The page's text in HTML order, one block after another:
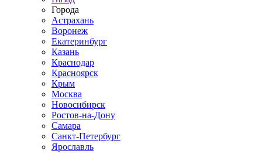
Города
Астрахань
Воронеж
Екатеринбург
Казань
Краснодар
Красноярск
Крым
Москва
Новосибирск
Ростов-на-Дону
Самара
Санкт-Петербург
Ярославль